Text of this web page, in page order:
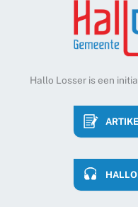
Hallo Losser is een